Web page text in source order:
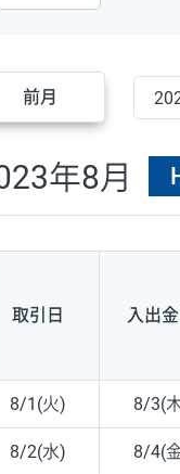
前月
年8月
取引日 入出
8/1(火) 8/3(
8/2(水) 8/4(